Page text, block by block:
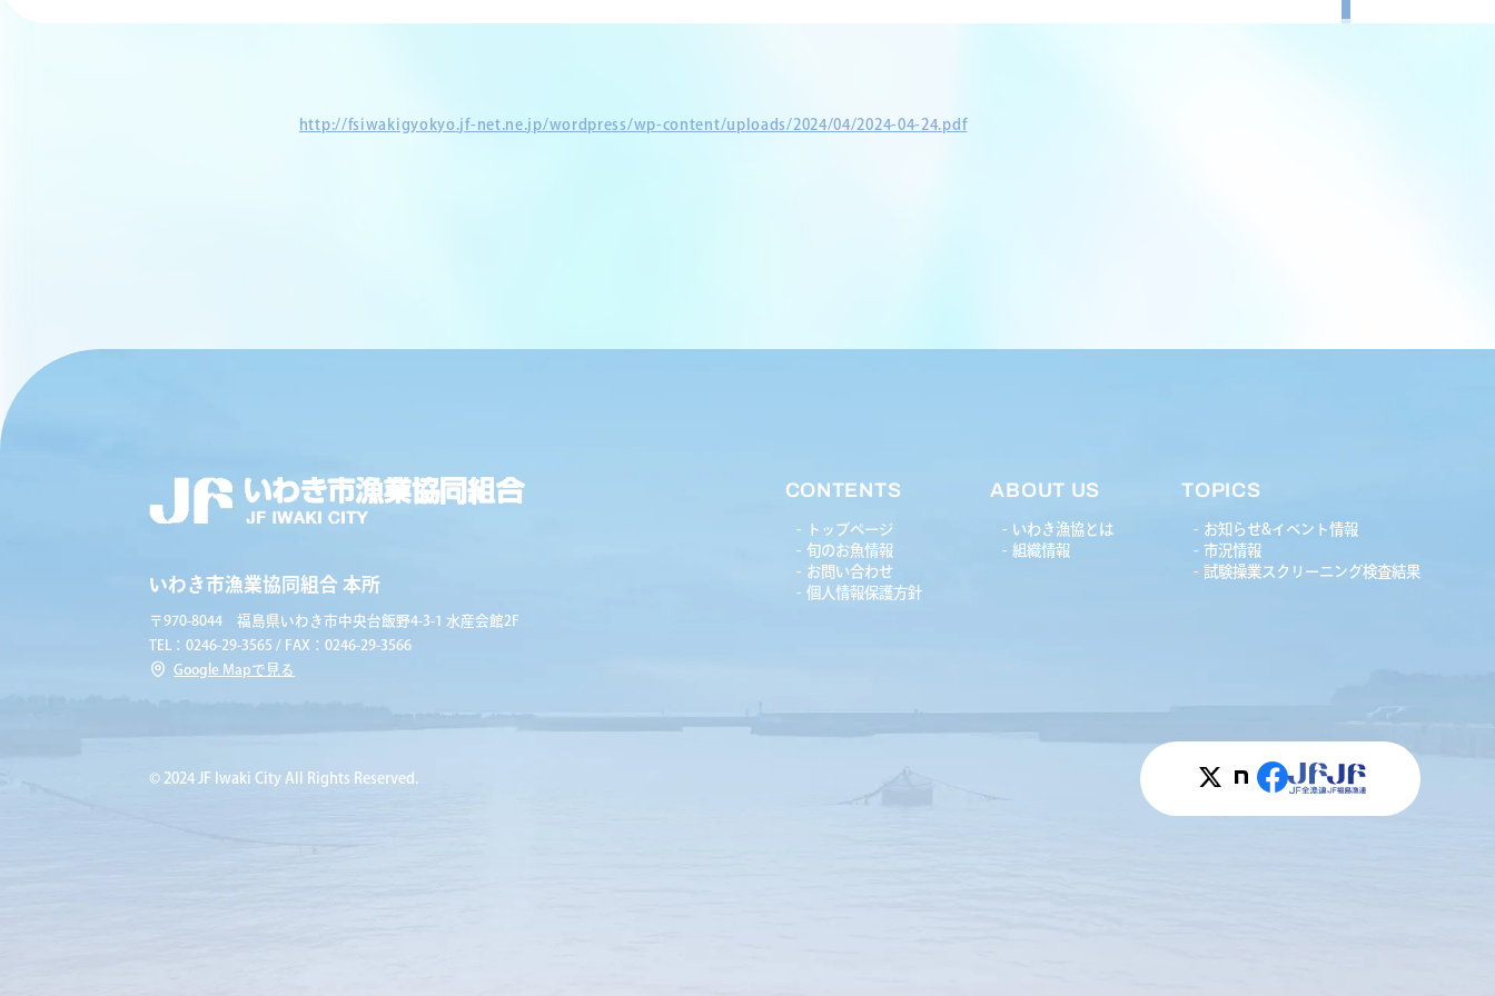
http://fsiwakigyokyo.jf-net.ne.jp/wordpress/wp-content/uploads/2024/04/2024-04-24.pdf
いわき市漁業協同組合 本所
〒970-8044 福島県いわき市中央台飯野4-3-1 水産会館2F
TEL：0246-29-3565 / FAX：0246-29-3566
Google Mapで見る
CONTENTS
トップページ
旬のお魚情報
お問い合わせ
個人情報保護方針
ABOUT US
いわき漁協とは
組織情報
TOPICS
お知らせ&イベント情報
市況情報
試験操業スクリーニング検査結果
© 2024 JF Iwaki City All Rights Reserved.